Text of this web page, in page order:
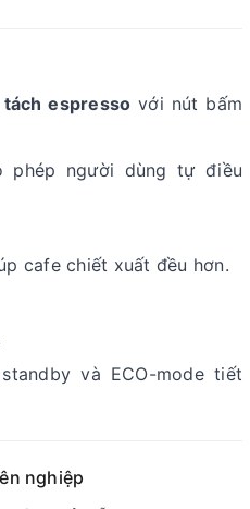
tách espresso với nút bấm
người dùng tự điều
cafe chiết xuất đều hơn.
và ECO-mode tiết
nghiệp